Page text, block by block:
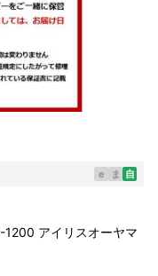
e ま 自
1200 アイリスオーヤマ